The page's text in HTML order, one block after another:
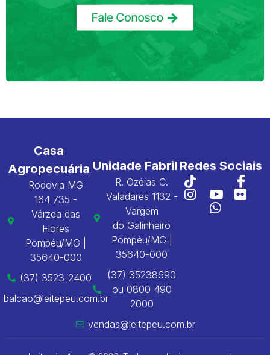
Casa
Agropecuária
Rodovia MG
164 735 -
Várzea das
Flores
Pompéu/MG |
35640-000
(37) 3523-2400
balcao@leitepeu.com.br
Unidade Fabril
R. Ozéias C.
Valadares 1132 -
Vargem
do Galinheiro
Pompéu/MG |
35640-000
(37) 35238690
ou 0800 490
2000
vendas@leitepeu.com.br
Redes Sociais